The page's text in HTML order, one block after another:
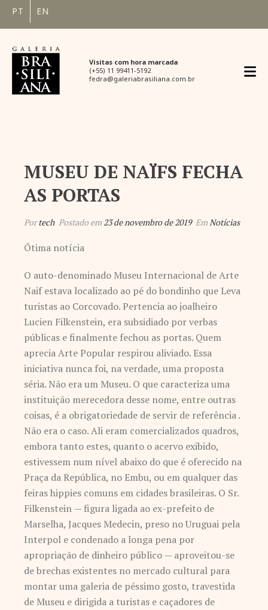
PT EN
Visitas com hora marcada
(+55) 11 99411-5192
fedra@galeriabrasiliana.com.br
MUSEU DE NAÏFS FECHA
AS PORTAS
Portech Postado em23 de novembro de 2019 EmNotícias
Ótima notícia
O auto-denominado Museu Internacional de Arte
Naif estava localizado ao pé do bondinho que Leva
turistas ao Corcovado. Pertencia ao joalheiro
Lucien Filkenstein, era subsidiado por verbas
públicas e finalmente fechou as portas. Quem
aprecia Arte Popular respirou aliviado. Essa
iniciativa nunca foi, na verdade, uma proposta
séria. Não era um Museu. O que caracteriza uma
instituição merecedora desse nome, entre outras
coisas, é a obrigatoriedade de servir de referência .
Não era o caso. Ali eram comercializados quadros,
embora tanto estes, quanto o acervo exibido,
estivessem num nível abaixo do que é oferecido na
Praça da República, no Embu, ou em qualquer das
feiras hippies comuns em cidades brasileiras. O Sr.
Filkenstein — figura ligada ao ex-prefeito de
Marselha, Jacques Medecin, preso no Uruguai pela
Interpol e condenado a longa pena por
apropriação de dinheiro público — aproveitou-se
de brechas existentes no mercado cultural para
montar uma galeria de péssimo gosto, travestida
de Museu e dirigida a turistas e caçadores de